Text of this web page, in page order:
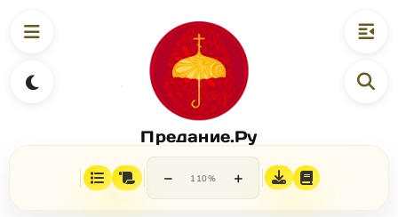
Предание.Ру
− 110% +